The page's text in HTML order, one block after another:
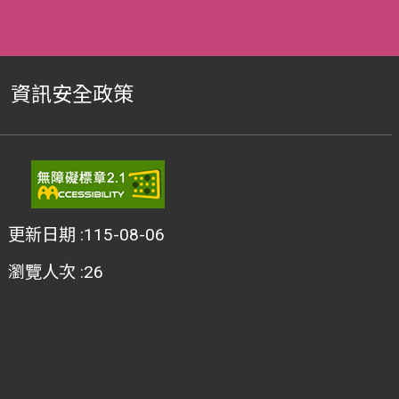
資訊安全政策
更新日期 115-08-06
瀏覽人次 26